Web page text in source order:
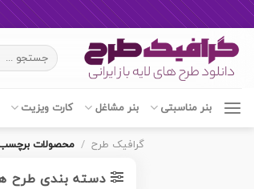
content
جستجو
برای:
بنر مناسبتی بنر مشاغل کارت ویزیت
گرافیک طرح / محصولات برچسب
دسته بندی طرح